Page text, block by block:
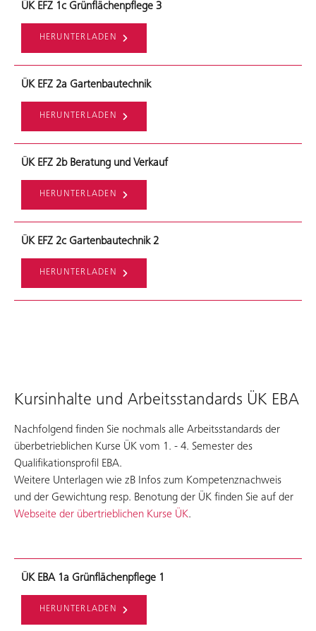
ÜK EFZ 1c Grünflächenpflege 3
HERUNTERLADEN
ÜK EFZ 2a Gartenbautechnik
HERUNTERLADEN
ÜK EFZ 2b Beratung und Verkauf
HERUNTERLADEN
ÜK EFZ 2c Gartenbautechnik 2
HERUNTERLADEN
Kursinhalte und Arbeitsstandards ÜK EBA
Nachfolgend finden Sie nochmals alle Arbeitsstandards der
überbetrieblichen Kurse ÜK vom 1. - 4. Semester des
Qualifikationsprofil EBA.
Weitere Unterlagen wie zB Infos zum Kompetenznachweis
und der Gewichtung resp. Benotung der ÜK finden Sie auf der
Webseite der übertrieblichen Kurse ÜK.
ÜK EBA 1a Grünflächenpflege 1
HERUNTERLADEN